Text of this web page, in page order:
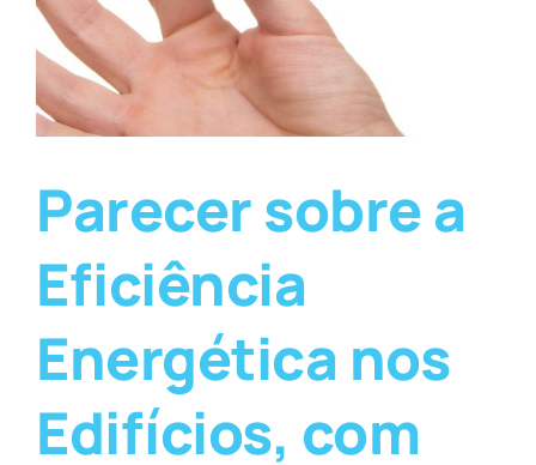
Parecer sobre a
Eficiência
Energética nos
Edifícios, com